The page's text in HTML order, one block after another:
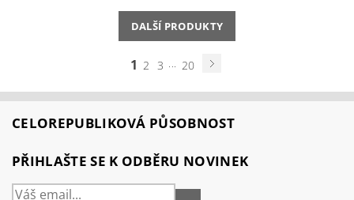
DALŠÍ PRODUKTY
1 2 3 ... 20
CELOREPUBLIKOVÁ PŮSOBNOST
PŘIHLAŠTE SE K ODBĚRU NOVINEK